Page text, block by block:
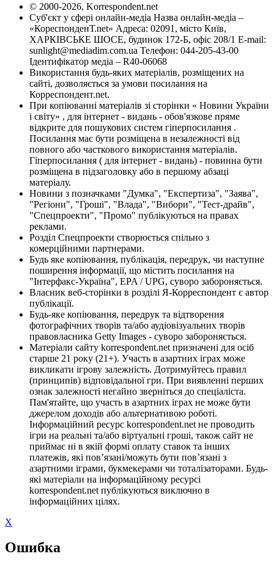
© 2000-2026, Korrespondent.net
Суб'єкт у сфері онлайн-медіа Назва онлайн-медіа –
«КореспонденТ.net» Адреса: 02091, місто Київ,
ХАРКІВСЬКЕ ШОСЕ, будинок 172-Б, офіс 208/1 E-mail:
sunlight@mediadim.com.ua Телефон: 044-205-43-00
Ідентифікатор медіа – R40-06068
Використання будь-яких матеріалів, розміщених на
сайті, дозволяється за умови посилання на
Корреспондент.net.
При копіюванні матеріалів зі сторінки « Новини України
і світу» , для інтернет - видань - обов'язкове пряме
відкрите для пошукових систем гіперпосилання .
Посилання має бути розміщена в незалежності від
повного або часткового використання матеріалів.
Гіперпосилання ( для інтернет - видань) - повинна бути
розміщена в підзаголовку або в першому абзаці
матеріалу.
Новини з позначками "Думка", "Експертиза", "Заява",
"Регіони", "Гроші", "Влада", "Вибори", "Тест-драйв",
"Спецпроекти", "Промо" публікуються на правах
реклами.
Розділ Спецпроекти створюється спільно з
комерційними партнерами.
Будь яке копіювання, публікація, передрук, чи наступне
поширення інформації, що містить посилання на
"Інтерфакс-Україна", EPA / UPG, суворо забороняється.
Власник веб-сторінки в розділі Я-Корреспондент є автор
публікації.
Будь-яке копіювання, передрук та відтворення
фотографічних творів та/або аудіовізуальних творів
правовласника Getty Images - суворо забороняється.
Матеріали сайту korrespondent.net призначені для осіб
старше 21 року (21+). Участь в азартних іграх може
викликати ігрову залежність. Дотримуйтесь правил
(принципів) відповідальної гри. При виявленні перших
ознак залежності негайно зверніться до спеціаліста.
Пам'ятайте, що участь в азартних іграх не може бути
джерелом доходів або альтернативою роботі.
Інформаційний ресурс korrespondent.net не проводить
ігри на реальні та/або віртуальні гроші, також сайт не
приймає ні в якій формі оплату ставок та інших
платежів, які пов’язані/можуть бути пов’язані з
азартними іграми, букмекерами чи тоталізаторами. Будь-
які матеріали на інформаційному ресурсі
korrespondent.net публікуються виключно в
інформаційних цілях.
X
Ошибка